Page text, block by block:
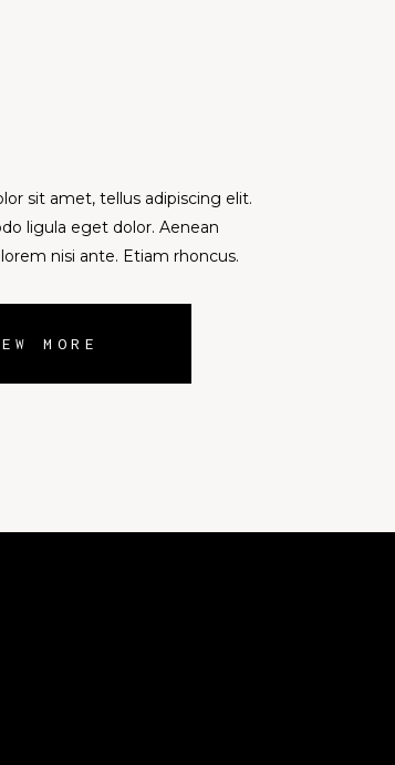
sit amet, tellus adipiscing elit.
ligula eget dolor. Aenean
nisi ante. Etiam rhoncus.
MORE